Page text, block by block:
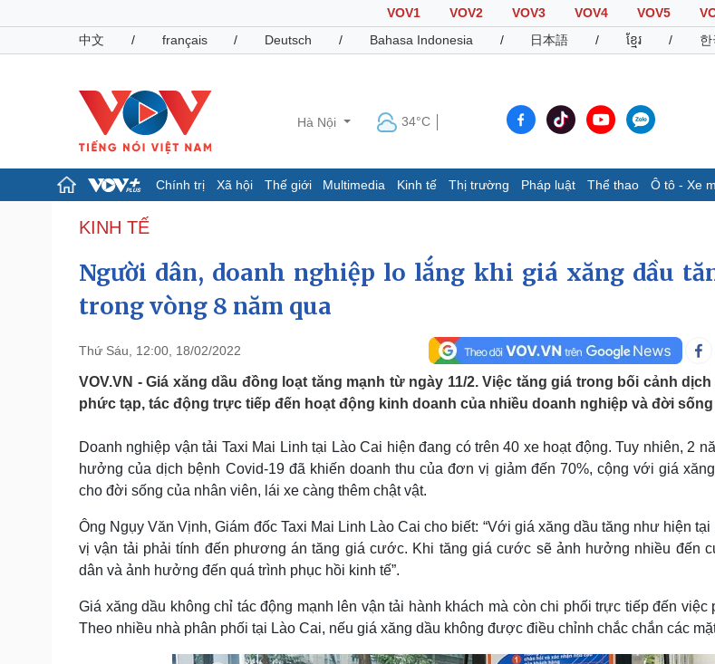
VOV1 VOV2 VOV3 VOV4 VOV5
中文
/ français / Deutsch / Bahasa Indonesia / 日本語 / ខ្មែរ / 한
Hà Nội 34°C
Chính trị Xã hội Thế giới Multimedia Kinh tế Thị trường Pháp luật Thể thao Ô tô - Xe
Chính trị
Tổ chức nhân sự
Quốc hội
Nhận diện sự thật
Dự báo thời tiết
Giáo dục
Dấu ấn VOV
Việc làm
Cuộc sống đó đây
Hồ sơ
Ảnh
E-Magazine
Pháp luật
Vụ án
Tin nóng
Quân sự - Quốc phòng
Vũ khí
Việt Nam
Thể thao
Bóng đá
eSports
Hậu trường
Ô tô - Xe máy
Ô tô
Dinh dưỡng - món ngon
Cây thuốc
Sản phụ khoa
Nam khoa
Làm đẹp - giảm cân
Nhà đẹp
Blog
Tình yêu - Gia đình
Sân khấu - Điện ảnh
Văn học
Nghệ sĩ
Thời trang
KINH TẾ
Người dân, doanh nghiệp lo lắng khi giá xăng dầu
trong vòng 8 năm qua
Thứ Sáu, 12:00, 18/02/2022
VOV.VN - Giá xăng dầu đồng loạt tăng mạnh từ ngày 11/2. Việc tăng giá trong bối cảnh
phức tạp, tác động trực tiếp đến hoạt động kinh doanh của nhiều doanh nghiệp và đời
Doanh nghiệp vận tải Taxi Mai Linh tại Lào Cai hiện đang có trên 40 xe hoạt động. Tuy nhiên, 2
hưởng của dịch bệnh Covid-19 đã khiến doanh thu của đơn vị giảm đến 70%, cộng với giá
cho đời sống của nhân viên, lái xe càng thêm chật vật.
Ông Ngụy Văn Vịnh, Giám đốc Taxi Mai Linh Lào Cai cho biết: “Với giá xăng dầu tăng như hiện
vị vận tải phải tính đến phương án tăng giá cước. Khi tăng giá cước sẽ ảnh hưởng nhiều đến
dân và ảnh hưởng đến quá trình phục hồi kinh tế”.
Giá xăng dầu không chỉ tác động mạnh lên vận tải hành khách mà còn chi phối trực tiếp đến việc
Theo nhiều nhà phân phối tại Lào Cai, nếu giá xăng dầu không được điều chỉnh chắc chắn các